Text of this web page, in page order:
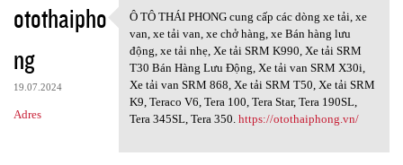
otothaipho
ng
19.07.2024
Adres
Ô TÔ THÁI PHONG cung cấp các
Ô TÔ THÁI PHONG cung cấp các dòng xe tải, xe
van, xe tải van, xe chở hàng, xe Bán hàng lưu
động, xe tải nhẹ, Xe tải SRM K990, Xe tải SRM
T30 Bán Hàng Lưu Động, Xe tải van SRM X30i,
Xe tải van SRM 868, Xe tải SRM T50, Xe tải SRM
K9, Teraco V6, Tera 100, Tera Star, Tera 190SL,
Tera 345SL, Tera 350. https://otothaiphong.vn/